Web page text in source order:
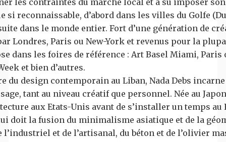
si reconnaissable, d’abord dans les villes du Golfe
dans le monde entier. Fort d’une génération de
Londres, Paris ou New-York et revenus pour la
dans les foires de référence : Art Basel Miami, Paris
et bien d’autres.
du design contemporain au Liban, Nada Debs incarne
tant au niveau créatif que personnel. Née au
aux Etats-Unis avant de s’installer un temps au
doit la fusion du minimalisme asiatique et de la
l’industriel et de l’artisanal, du béton et de l’olivier